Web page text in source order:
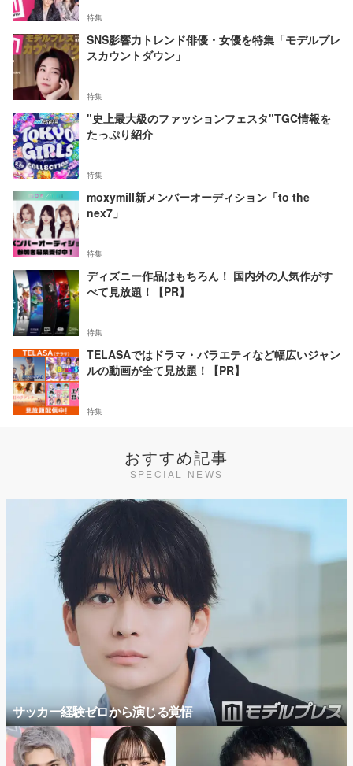
特集
SNS影響力トレンド俳優・女優を特集「モデルプレ
スカウントダウン」
特集
"史上最大級のファッションフェスタ"TGC情報を
たっぷり紹介
特集
moxymill新メンバーオーディション「to the
nex7」
特集
ディズニー作品はもちろん！ 国内外の人気作がす
べて見放題！【PR】
特集
TELASAではドラマ・バラエティなど幅広いジャン
ルの動画が全て見放題！【PR】
特集
おすすめ記事
SPECIAL NEWS
サッカー経験ゼロから演じる覚悟